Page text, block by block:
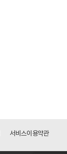
서비스이용약관